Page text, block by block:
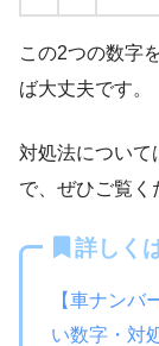
この2つの数字
ば大丈夫です。
対処法について
で、ぜひご覧く
詳しく
【車ナンバ
い数字・対